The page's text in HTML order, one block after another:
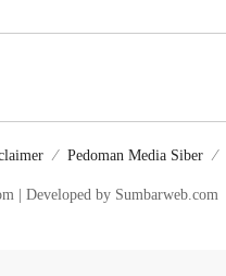
Pedoman Media Siber
| Developed by Sumbarweb.com